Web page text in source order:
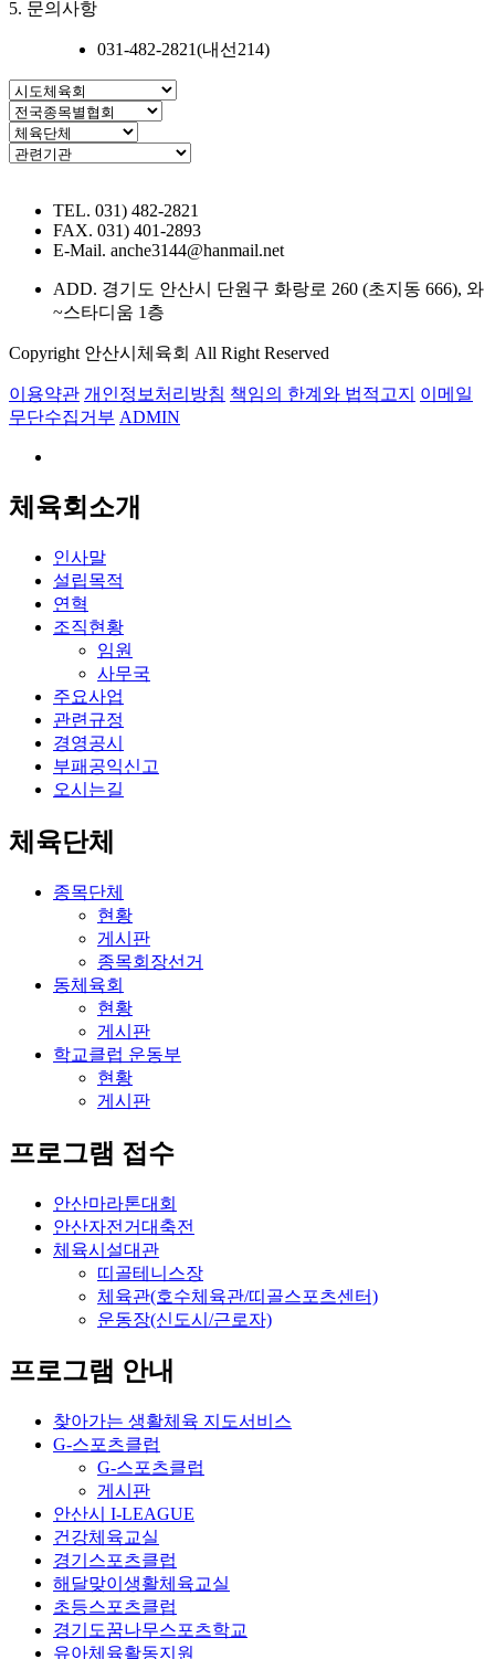
5. 문의사항
031-482-2821(내선214)
TEL. 031) 482-2821
FAX. 031) 401-2893
E-Mail. anche3144@hanmail.net
ADD. 경기도 안산시 단원구 화랑로 260 (초지동 666), 와
~스타디움 1층
Copyright 안산시체육회 All Right Reserved
이용약관 개인정보처리방침 책임의 한계와 법적고지
이메일
무단수집거부 ADMIN
체육회소개
인사말
설립목적
연혁
조직현황
임원
사무국
주요사업
관련규정
경영공시
부패공익신고
오시는길
체육단체
종목단체
현황
게시판
종목회장선거
동체육회
현황
게시판
학교클럽 운동부
현황
게시판
프로그램 접수
안산마라톤대회
안산자전거대축전
체육시설대관
띠골테니스장
체육관(호수체육관/띠골스포츠센터)
운동장(신도시/근로자)
프로그램 안내
찾아가는 생활체육 지도서비스
G-스포츠클럽
G-스포츠클럽
게시판
안산시 I-LEAGUE
건강체육교실
경기스포츠클럽
해달맞이생활체육교실
초등스포츠클럽
경기도꿈나무스포츠학교
유아체육활동지원